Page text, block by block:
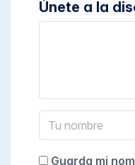
Únete a la
Guarda mi